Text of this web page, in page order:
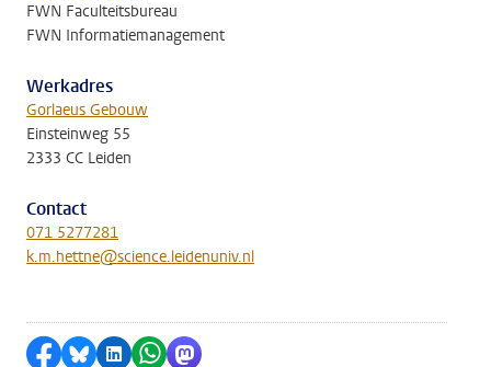
FWN Faculteitsbureau
FWN Informatiemanagement
Werkadres
Gorlaeus Gebouw
Einsteinweg 55
2333 CC Leiden
Contact
071 5277281
k.m.hettne@science.leidenuniv.nl
Delen op Facebook
Delen via Bluesky
Delen op LinkedIn
Delen via WhatsApp
Delen via Mastodon